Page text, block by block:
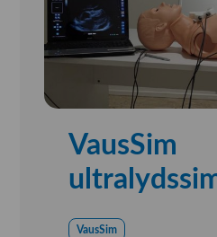
VausSim
VausSim